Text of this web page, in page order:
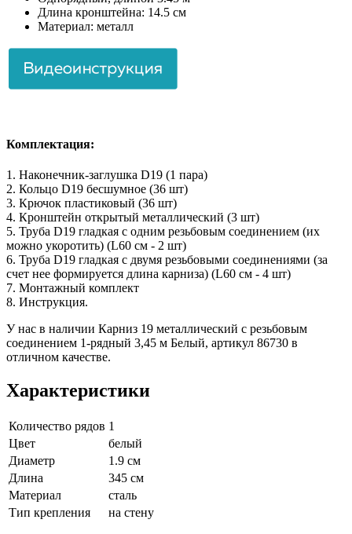
Длина кронштейна: 14.5 см
Материал: металл
Комплектация:
1. Наконечник-заглушка D19 (1 пара)
2. Кольцо D19 бесшумное (36 шт)
3. Крючок пластиковый (36 шт)
4. Кронштейн открытый металлический (3 шт)
5. Труба D19 гладкая с одним резьбовым соединением (их
можно укоротить) (L60 см - 2 шт)
6. Труба D19 гладкая с двумя резьбовыми соединениями (за
счет нее формируется длина карниза) (L60 см - 4 шт)
7. Монтажный комплект
8. Инструкция.
У нас в наличии Карниз 19 металлический с резьбовым
соединением 1-рядный 3,45 м Белый, артикул 86730 в
отличном качестве.
Характеристики
Количество рядов 1
Цвет
белый
Диаметр
1.9 см
Длина
345 см
Материал
сталь
Тип крепления
на стену